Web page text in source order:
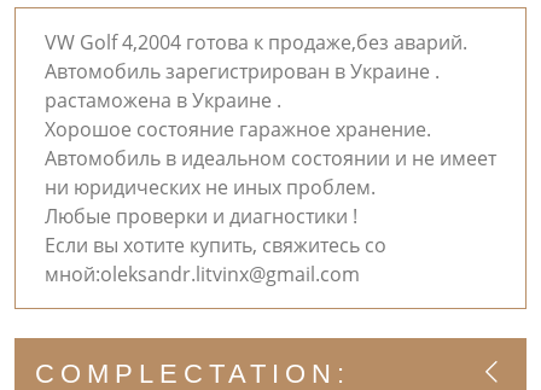
VW Golf 4,2004 готова к продаже,без аварий.
Автомобиль зарегистрирован в Украине .
растаможена в Украине .
Хорошое состояние гаражное хранение.
Автомобиль в идеальном состоянии и не имеет
ни юридических не иных проблем.
Любые проверки и диагностики !
Если вы хотите купить, свяжитесь со
мной:oleksandr.litvinx@gmail.com
COMPLECTATION: